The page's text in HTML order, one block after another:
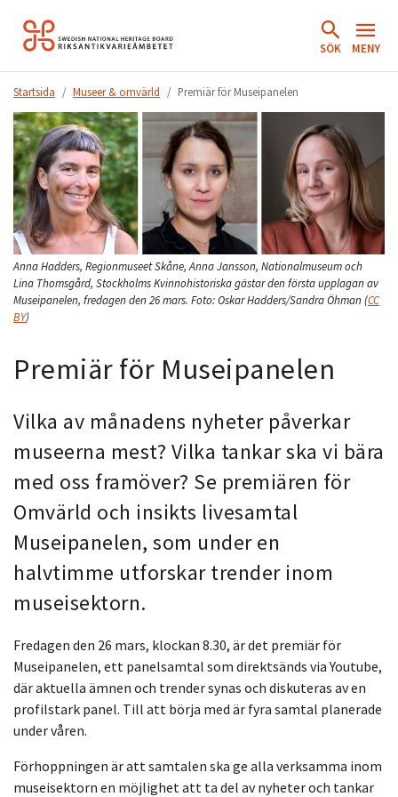
Hoppa
till
SÖK MENY
Startsida Museer & omvärld Premiär för Museipanelen
Anna Hadders, Regionmuseet Skåne, Anna Jansson, Nationalmuseum och
Lina Thomsgård, Stockholms Kvinnohistoriska gästar den första upplagan av
Museipanelen, fredagen den 26 mars. Foto:Oskar Hadders/Sandra Öhman (CC
BY)
Premiär för Museipanelen
Vilka av månadens nyheter påverkar
museerna mest? Vilka tankar ska vi bära
med oss framöver? Se premiären för
Omvärld och insikts livesamtal
Museipanelen, som under en
halvtimme utforskar trender inom
museisektorn.
Fredagen den 26 mars, klockan 8.30, är det premiär för
Museipanelen, ett panelsamtal som direktsänds via Youtube,
där aktuella ämnen och trender synas och diskuteras av en
profilstark panel. Till att börja med är fyra samtal planerade
under våren.
Förhoppningen är att samtalen ska ge alla verksamma inom
museisektorn en möjlighet att ta del av nyheter och tankar